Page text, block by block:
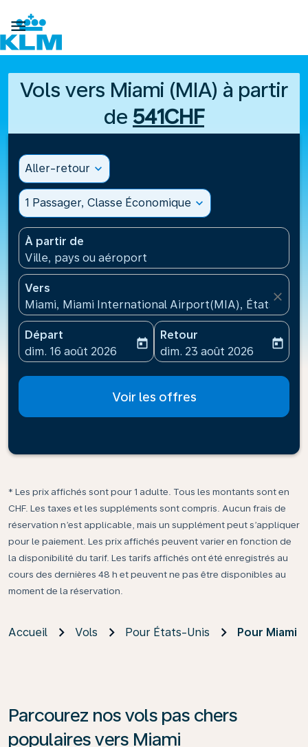

Vols vers Miami (MIA) à partir
de 541CHF
Aller-retour expand_more
1 Passager, Classe Économique expand_more
À partir de
Ville, pays ou aéroport
Vers
Miami, Miami International Airport(MIA), États-Unis
close
Départ
fc-booking-departure-date-aria-label
dim. 16 août 2026
today
Retour
fc-booking-return-date-
dim. 23 août 2026
today
Voir les offres
* Les prix affichés sont pour 1 adulte. Tous les montants sont en
CHF. Les taxes et les suppléments sont compris. Aucun frais de
réservation n’est applicable, mais un supplément peut s’appliquer
pour le paiement. Les prix affichés peuvent varier en fonction de
la disponibilité du tarif. Les tarifs affichés ont été enregistrés au
cours des dernières 48 h et peuvent ne pas être disponibles au
moment de la réservation.
Accueil Vols Pour États-Unis Pour Miami
Parcourez nos vols pas chers
populaires vers Miami